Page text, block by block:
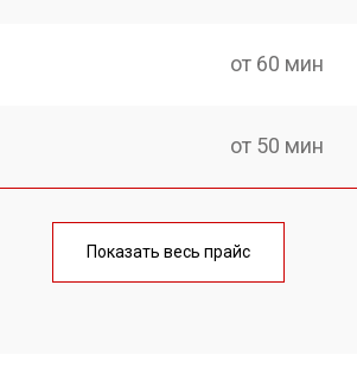
от 60 мин
от 50 мин
от 60 мин
Показать весь прайс